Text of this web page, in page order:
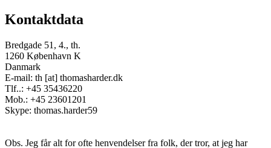
Kontaktdata
Bredgade 51, 4., th.
1260 København K
Danmark
E-mail: th [at] thomasharder.dk
Tlf..: +45 35436220
Mob.: +45 23601201
Skype: thomas.harder59
Obs. Jeg får alt for ofte henvendelser fra folk, der tror, at jeg har